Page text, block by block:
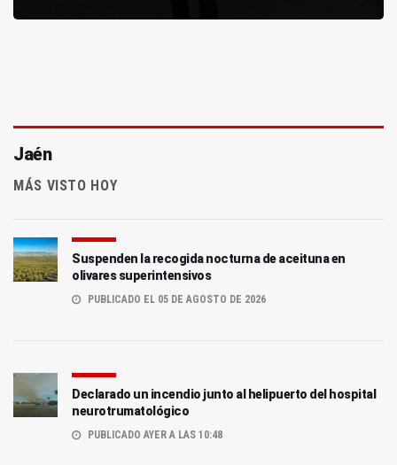
Jaén
MÁS VISTO HOY
Suspenden la recogida nocturna de aceituna en
olivares superintensivos
PUBLICADO EL 05 DE AGOSTO DE 2026
Declarado un incendio junto al helipuerto del hospital
neurotrumatológico
PUBLICADO AYER A LAS 10:48